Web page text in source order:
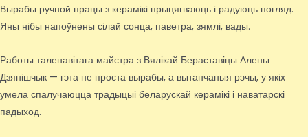
Вырабы ручной працы з керамікі прыцягваюць і радуюць погляд.
Яны нібы напоўнены сілай сонца, паветра, зямлі, вады.
Работы таленавітага майстра з Вялікай Бераставіцы Алены
Дзянішчык — гэта не проста вырабы, а вытанчаныя рэчы, у якіх
умела спалучаюцца традыцыі беларускай керамікі і наватарскі
падыход.